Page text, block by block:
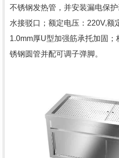
不锈钢发热管，并安装漏电保
水接驳口；额定电压：220V,额
1.0mm厚U型加强筋承托加固
锈钢圆管并配可调子弹脚。